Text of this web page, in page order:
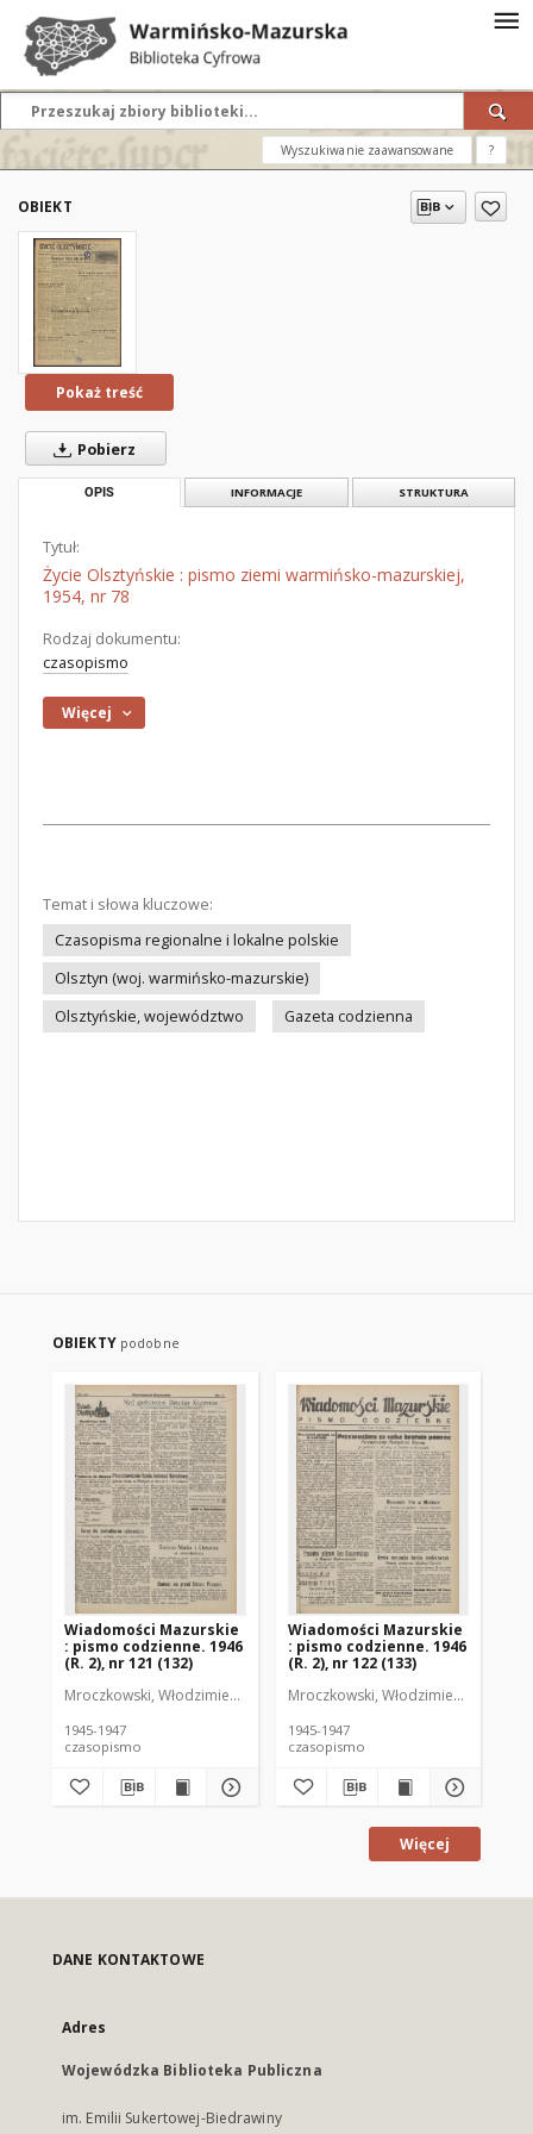
Wyszukiwanie zaawansowane ?
OBIEKT
Pokaż treść
Pobierz
OPIS INFORMACJE STRUKTURA
Tytuł:
Życie Olsztyńskie : pismo ziemi warmińsko-mazurskiej,
1954, nr 78
Rodzaj dokumentu:
czasopismo
Więcej
Temat i słowa kluczowe:
Czasopisma regionalne i lokalne polskie
Olsztyn (woj. warmińsko-mazurskie)
Olsztyńskie, województwo
Gazeta codzienna
OBIEKTY podobne
Wiadomości Mazurskie
: pismo codzienne. 1946
(R. 2), nr 121 (132)
Mroczkowski, Włodzimierz (1902-1971). Redaktor
1945-1947
czasopismo
Wiadomości Mazurskie
: pismo codzienne. 1946
(R. 2), nr 122 (133)
Mroczkowski, Włodzimierz (1902-
1945-1947
czasopismo
Więcej
DANE KONTAKTOWE
Adres
Wojewódzka Biblioteka Publiczna
im. Emilii Sukertowej-Biedrawiny